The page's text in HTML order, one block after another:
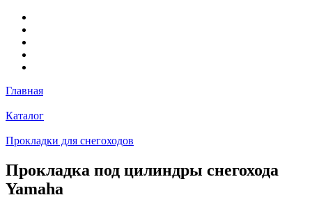
Главная
Каталог
Прокладки для снегоходов
Прокладка под цилиндры снегохода
Yamaha